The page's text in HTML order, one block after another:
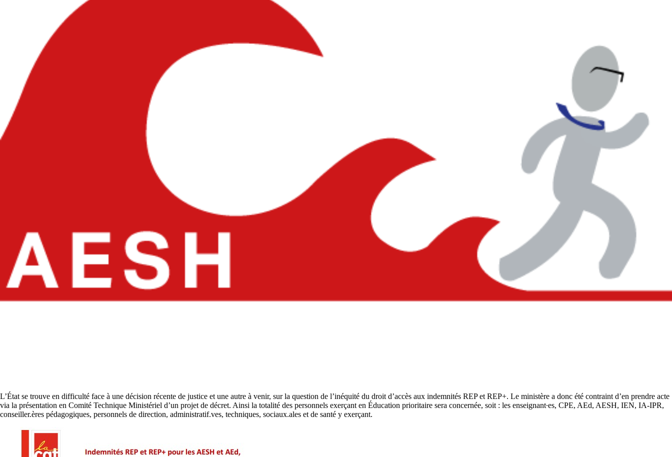
L’État se trouve en difficulté face à une décision récente de justice et une autre à venir, sur la question de l’inéquité du droit d’accès aux indemnités REP et REP+. Le ministère a donc été contraint d’en prendre acte
via la présentation en Comité Technique Ministériel d’un projet de décret. Ainsi la totalité des personnels exerçant en Éducation prioritaire sera concernée, soit : les enseignant∙es, CPE, AEd, AESH, IEN, IA-IPR,
conseiller.ères pédagogiques, personnels de direction, administratif.ves, techniques, sociaux.ales et de santé y exerçant.